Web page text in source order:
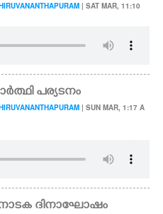
| SAT MAR, 11:10
പര്യടനം
| SUN MAR, 1:17 A
ദിനാഘോഷം